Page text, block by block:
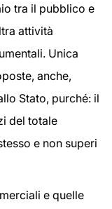
tra il pubblico e
attività
Unica
anche,
Stato, purché: il
del totale
e non superi
e quelle